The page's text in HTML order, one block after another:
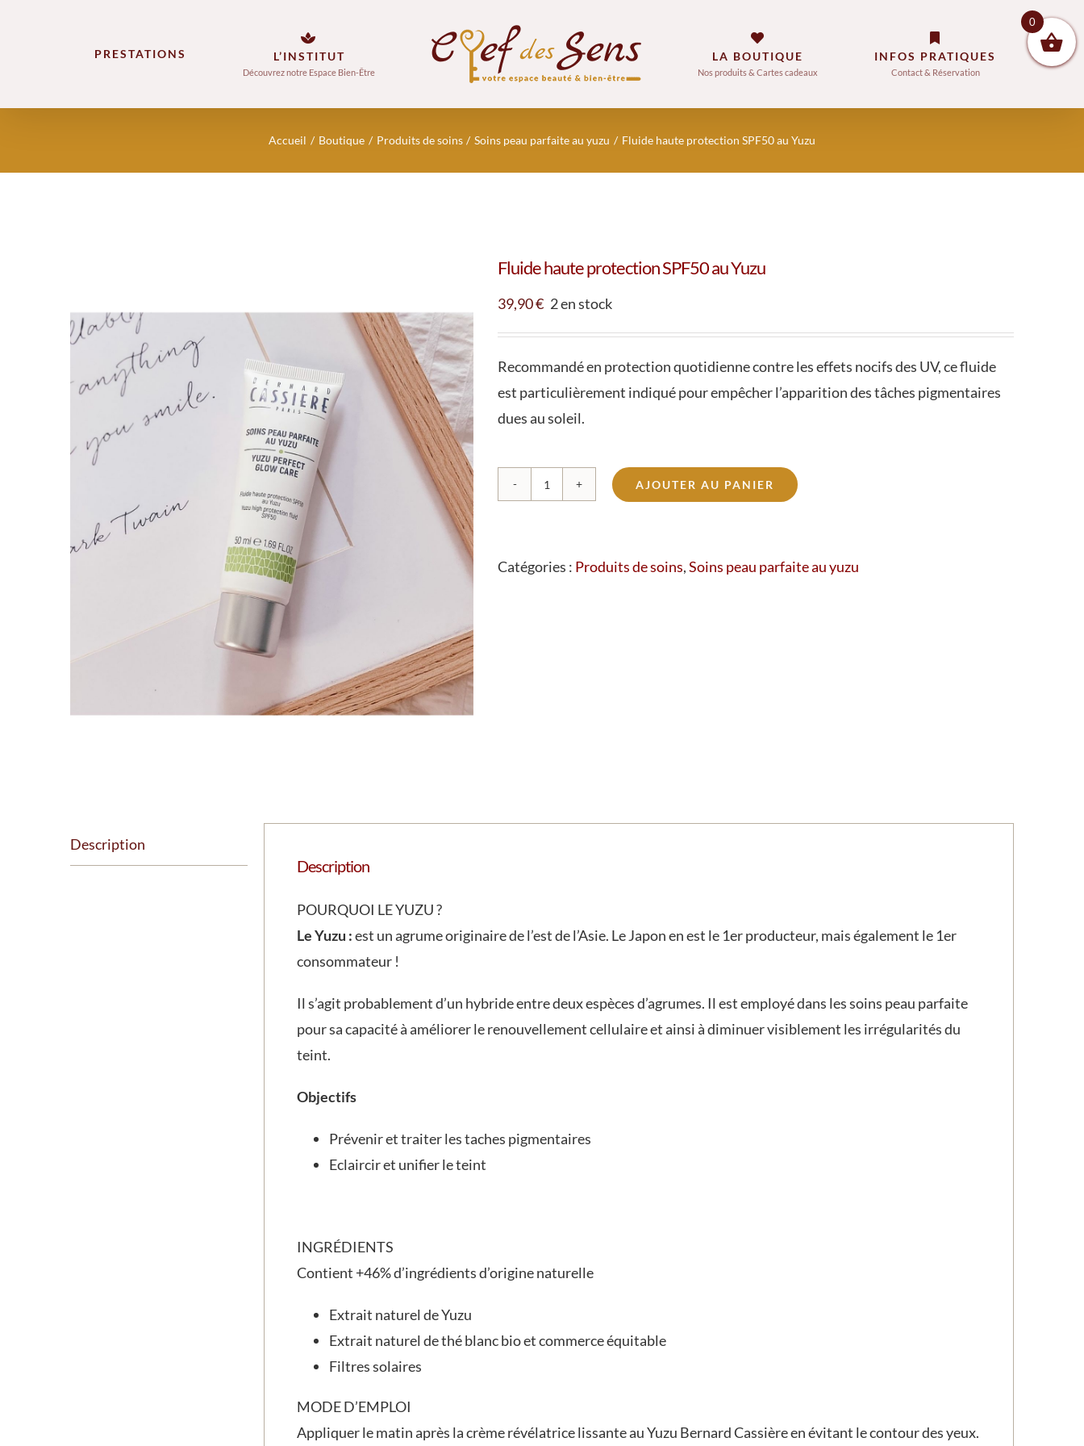
PRESTATIONS L’INSTITUT
Découvrez notre Espace Bien-Être
LA BOUTIQUE
Nos produits & Cartes cadeaux
INFOS PRATIQUES
Contact & Réservation
Accueil Boutique Produits de soins Soins peau parfaite au yuzu Fluide haute protection SPF50 au Yuzu
Fluide haute protection SPF50 au Yuzu
39,90€ 2 en stock
Recommandé en protection quotidienne contre les effets nocifs des UV, ce fluide
est particulièrement indiqué pour empêcher l’apparition des tâches pigmentaires
dues au soleil.
quantité
haute
AJOUTER AU PANIER
Catégories : Produits de soins,Soins peau parfaite au yuzu
Description
Description
POURQUOI LE YUZU ?
Le Yuzu :est un agrume originaire de l’est de l’Asie. Le Japon en est le 1er producteur, mais également le 1er
consommateur !
Il s’agit probablement d’un hybride entre deux espèces d’agrumes. Il est employé dans les soins peau parfaite
pour sa capacité à améliorer le renouvellement cellulaire et ainsi à diminuer visiblement les irrégularités du
teint.
Objectifs
Prévenir et traiter les taches pigmentaires
Eclaircir et unifier le teint
INGRÉDIENTS
Contient +46% d’ingrédients d’origine naturelle
Extrait naturel de Yuzu
Extrait naturel de thé blanc bio et commerce équitable
Filtres solaires
MODE D’EMPLOI
Appliquer le matin après la crème révélatrice lissante au Yuzu Bernard Cassière en évitant le contour des yeux.
0